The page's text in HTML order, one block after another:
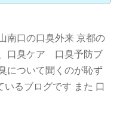
南口の口臭外来 京都の
口臭ケア 口臭予防ブ
について聞くのが恥ず
るブログです また 口